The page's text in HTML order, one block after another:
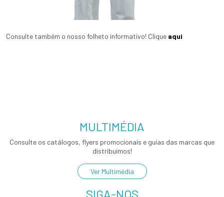
Consulte também o nosso folheto informativo! Cliqueaqui
MULTIMÉDIA
Consulte os catálogos, flyers promocionais e guias das marcas que
distribuímos!
Ver Multimédia
SIGA-NOS